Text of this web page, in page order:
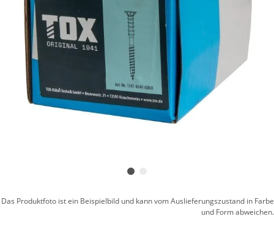
Das Produktfoto ist ein Beispielbild und kann vom Auslieferungszustand in Farbe
und Form abweichen.